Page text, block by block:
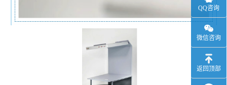
QQ咨询
微信咨询
返回顶部